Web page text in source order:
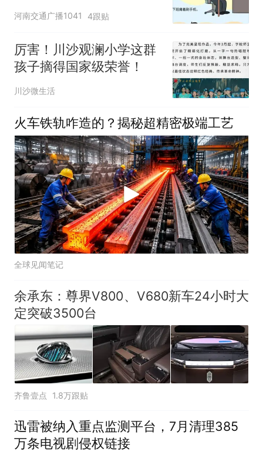
速模式”
河南交通广播1041 4跟贴
厉害！川沙观澜小学这群
孩子摘得国家级荣誉！
川沙微生活
火车铁轨咋造的？揭秘超精密极端工艺
全球见闻笔记
余承东：尊界V800、V680新车24小时大
定突破3500台
齐鲁壹点 1.8万跟贴
迅雷被纳入重点监测平台，7月清理385
万条电视剧侵权链接